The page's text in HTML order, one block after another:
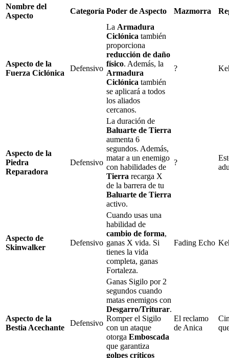
Nombre del
Aspecto
Categoría Poder de Aspecto Mazmorra
Aspecto de la
Fuerza Ciclónica
Defensivo
La Armadura
Ciclónica también
proporciona
reducción de daño
físico. Además, la
Armadura
Ciclónica también
se aplicará a todos
los aliados
cercanos.
?
Aspecto de la
Piedra
Reparadora
Defensivo
La duración de
Baluarte de Tierra
aumenta 6
segundos. Además,
matar a un enemigo
con habilidades de
Tierra recarga X
de la barrera de tu
Baluarte de Tierra
activo.
?
Aspecto de
Skinwalker
Defensivo
Cuando usas una
habilidad de
cambio de forma,
ganas X vida. Si
tienes la vida
completa, ganas
Fortaleza.
Fading Echo
Aspecto de la
Bestia Acechante
Defensivo
Ganas Sigilo por 2
segundos cuando
matas enemigos con
Desgarro/Triturar.
Romper el Sigilo
con un ataque
otorga Emboscada
que garantiza
golpes críticos
El reclamo
de Anica